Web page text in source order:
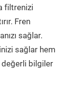
filtrenizi
Fren
sağlar.
sağlar hem
değerli bilgiler